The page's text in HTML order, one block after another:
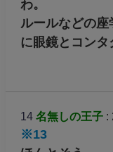
でもその資格を
るのだったら、
13 名無しの王子
※11